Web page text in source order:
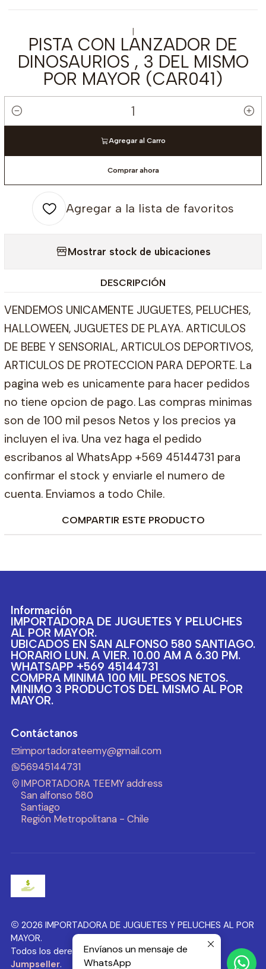
|
PISTA CON LANZADOR DE
DINOSAURIOS , 3 DEL MISMO
POR MAYOR (CAR041)
Cantidad
Agregar al Carro
Comprar ahora
Agregar a la lista de favoritos
Mostrar stock de ubicaciones
DESCRIPCIÓN
VENDEMOS UNICAMENTE JUGUETES, PELUCHES,
HALLOWEEN, JUGUETES DE PLAYA. ARTICULOS
DE BEBE Y SENSORIAL, ARTICULOS DEPORTIVOS,
ARTICULOS DE PROTECCION PARA DEPORTE. La
pagina web es unicamente para hacer pedidos
no tiene opcion de pago. Las compras minimas
son de 100 mil pesos Netos y los precios ya
incluyen el iva. Una vez haga el pedido
escribanos al WhatsApp +569 45144731 para
confirmar el stock y enviarle el numero de
cuenta. Enviamos a todo Chile.
COMPARTIR ESTE PRODUCTO
Información
IMPORTADORA DE JUGUETES Y PELUCHES
AL POR MAYOR.
UBICADOS EN SAN ALFONSO 580 SANTIAGO.
HORARIO LUN. A VIER. 10.00 AM A 6.30 PM.
WHATSAPP +569 45144731
COMPRA MINIMA 100 MIL PESOS NETOS.
MINIMO 3 PRODUCTOS DEL MISMO AL POR
MAYOR.
Contáctanos
importadorateemy@gmail.com
56945144731
IMPORTADORA TEEMY address
San alfonso 580
Santiago
Región Metropolitana - Chile
2026 IMPORTADORA DE JUGUETES Y PELUCHES AL POR
MAYOR.
Todos los derechos reservados.Desarrollado por
Jumpseller.
Envíanos un mensaje de
WhatsApp